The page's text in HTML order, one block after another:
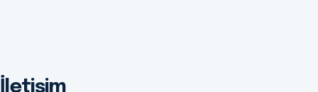
İletişim